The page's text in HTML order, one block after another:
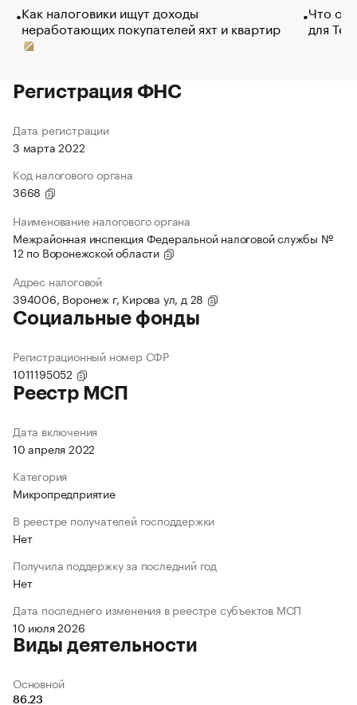
Как налоговики ищут доходы
неработающих покупателей яхт и квартир
Что
для
Регистрация ФНС
Дата регистрации
3 марта 2022
Код налогового органа
3668
Наименование налогового органа
Межрайонная инспекция Федеральной налоговой службы №
12 по Воронежской области
Адрес налоговой
394006, Воронеж г, Кирова ул, д 28
Социальные фонды
Регистрационный номер СФР
1011195052
Реестр МСП
Дата включения
10 апреля 2022
Категория
Микропредприятие
В реестре получателей господдержки
Нет
Получила поддержку за последний год
Нет
Дата последнего изменения в реестре субъектов МСП
10 июля 2026
Виды деятельности
Основной
86.23